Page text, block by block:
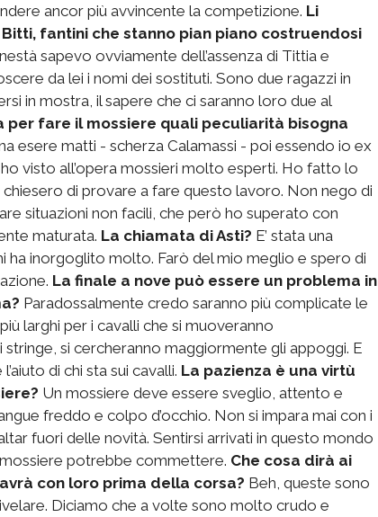
ancor più avvincente la competizione. Li
fantini che stanno pian piano costruendosi
sapevo ovviamente dell’assenza di Tittia e
da lei i nomi dei sostituti. Sono due ragazzi in
in mostra, il sapere che ci saranno loro due al
per fare il mossiere quali peculiarità bisogna
esere matti - scherza Calamassi - poi essendo io ex
visto all’opera mossieri molto esperti. Ho fatto lo
di provare a fare questo lavoro. Non nego di
situazioni non facili, che però ho superato con
maturata. La chiamata di Asti? E’ stata una
ha inorgoglito molto. Farò del mio meglio e spero di
La finale a nove può essere un problema in
Paradossalmente credo saranno più complicate le
larghi per i cavalli che si muoveranno
stringe, si cercheranno maggiormente gli appoggi. E
di chi sta sui cavalli. La pazienza è una virtù
Un mossiere deve essere sveglio, attento e
freddo e colpo d’occhio. Non si impara mai con i
fuori delle novità. Sentirsi arrivati in questo mondo
mossiere potrebbe commettere. Che cosa dirà ai
con loro prima della corsa? Beh, queste sono
Diciamo che a volte sono molto crudo e